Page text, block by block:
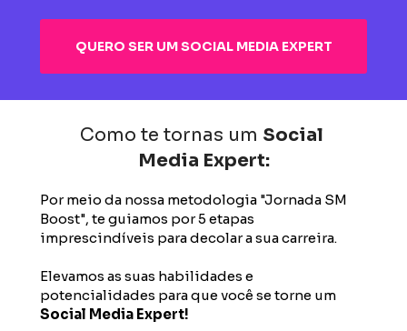
QUERO SER UM SOCIAL MEDIA EXPERT
Como te tornas um Social
Media Expert:
Por meio da nossa metodologia "Jornada SM
Boost", te guiamos por 5 etapas
imprescindíveis para decolar a sua carreira.
Elevamos as suas habilidades e
Social Media Expert!